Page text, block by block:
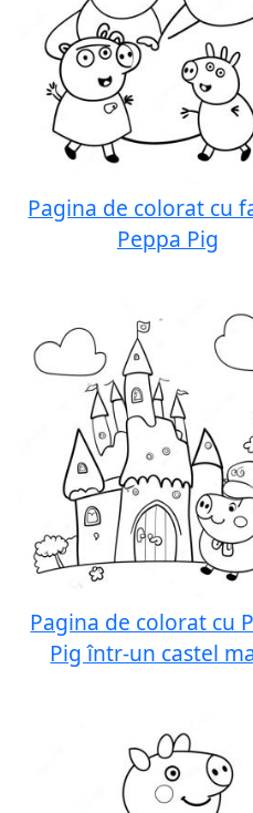
Pagina de colorat cu
Peppa Pig
Pagina de colorat cu
Pig într-un castel